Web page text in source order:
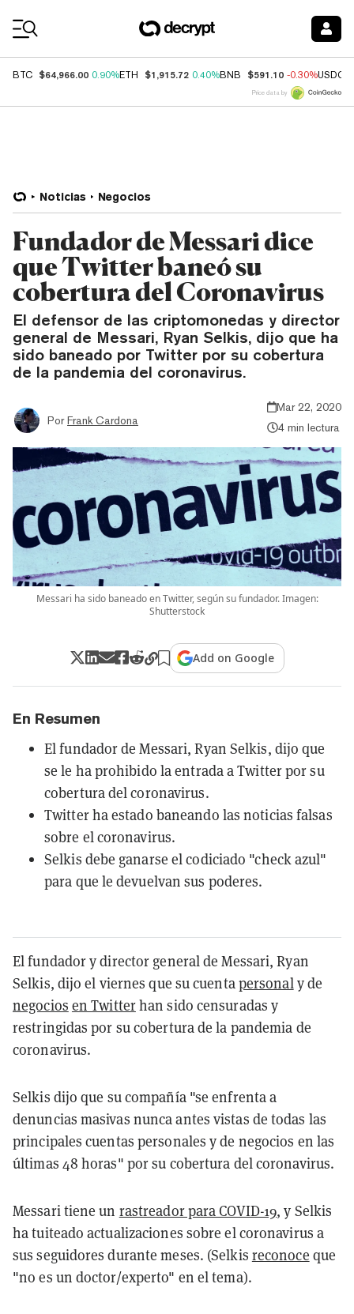
BTC $64,966.00 0.90%ETH $1,915.72 0.40%BNB $591.10 -0.30%USDC
Price data by
Noticias Negocios
Fundador de Messari dice
que Twitter baneó su
cobertura del Coronavirus
El defensor de las criptomonedas y director
general de Messari, Ryan Selkis, dijo que ha
sido baneado por Twitter por su cobertura
de la pandemia del coronavirus.
Por Frank Cardona
Mar 22, 2020
4 min lectura
Messari ha sido baneado en Twitter, según su fundador. Imagen:
Shutterstock
Add on Google
En Resumen
El fundador de Messari, Ryan Selkis, dijo que
se le ha prohibido la entrada a Twitter por su
cobertura del coronavirus.
Twitter ha estado baneando las noticias falsas
sobre el coronavirus.
Selkis debe ganarse el codiciado "check azul"
para que le devuelvan sus poderes.
El fundador y director general de Messari, Ryan
Selkis, dijo el viernes que su cuentapersonaly de
negocios en Twitterhan sido censuradas y
restringidas por su cobertura de la pandemia de
coronavirus.
Selkis dijo que su compañía "se enfrenta a
denuncias masivas nunca antes vistas de todas las
principales cuentas personales y de negocios en las
últimas 48 horas" por su cobertura del coronavirus.
Messari tiene un rastreador para COVID-19, y Selkis
ha tuiteado actualizaciones sobre el coronavirus a
sus seguidores durante meses. (Selkis reconoce que
"no es un doctor/experto" en el tema).